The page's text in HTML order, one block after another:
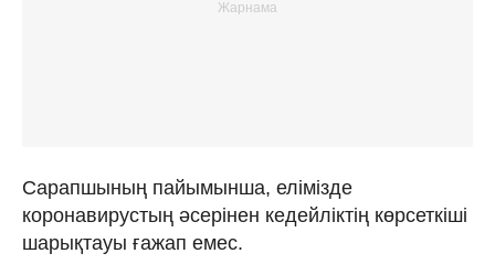
Сарапшының пайымынша, елімізде
коронавирустың әсерінен кедейліктің көрсеткіші
шарықтауы ғажап емес.